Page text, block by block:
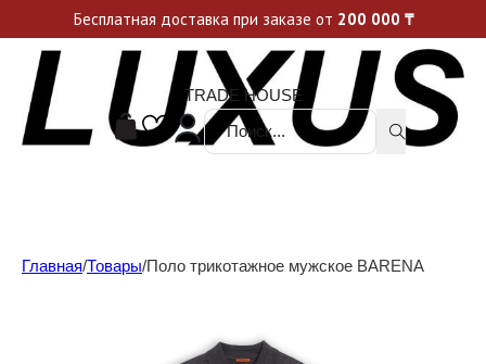
Уникальные акции и спецпредложения каждую неделю, не пропусти свой шанс
TRADE HOUSE
Поиск ...
Главная/Товары/Поло трикотажное мужское BARENA
Бесплатная доставка при заказе от 200 000 ₸